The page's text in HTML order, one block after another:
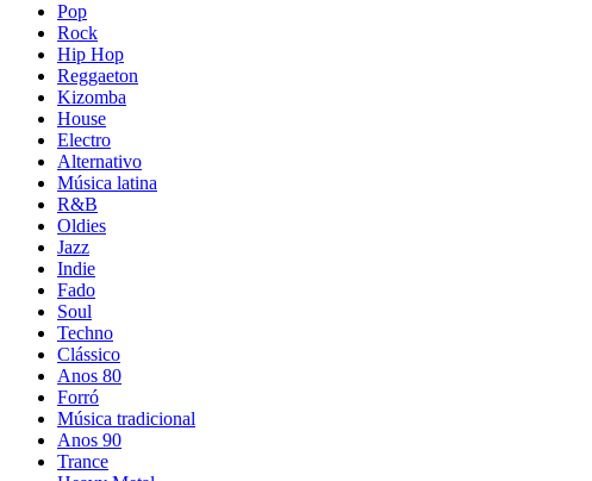
Pop
Rock
Hip Hop
Reggaeton
Kizomba
House
Electro
Alternativo
Música latina
R&B
Oldies
Jazz
Indie
Fado
Soul
Techno
Clássico
Anos 80
Forró
Música tradicional
Anos 90
Trance